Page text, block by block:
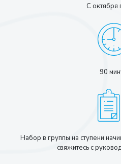
С октября
90
Набор в группы на ступени
свяжитесь с